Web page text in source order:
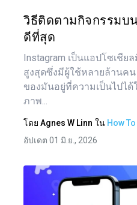
วิธีติดตามกิจกรรมบ
ดีที่สุด
Instagram เป็นแอปโซเชีย
สูงสุดซึ่งมีผู้ใช้หลายล้านค
ของมันอยู่ที่ความเป็นไปได้
ภาพ...
โดย Agnes W Linn ใน How To
อัปเดต 01 มิ.ย., 2026